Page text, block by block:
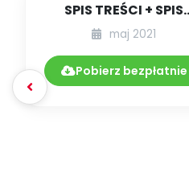
SPIS TREŚCI + SPIS
POMOCY
DYDAKTYCZNYCH
05.236/2021
maj 2021
Pobierz bezpłatnie